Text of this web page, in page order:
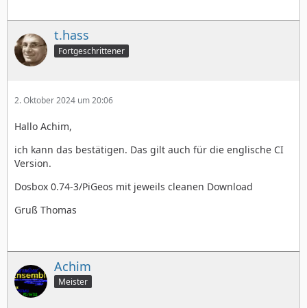
t.hass
Fortgeschrittener
2. Oktober 2024 um 20:06
Hallo Achim,
ich kann das bestätigen. Das gilt auch für die englische CI
Version.
Dosbox 0.74-3/PiGeos mit jeweils cleanen Download
Gruß Thomas
Achim
Meister